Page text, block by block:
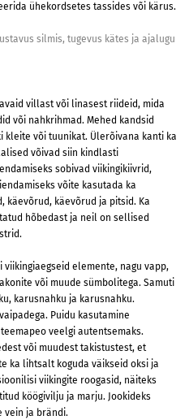
ühekordsetes tassides või kärus.
silmis, tugevus kätes ja ajalugu
villast või linasest riideid, mida
või nahkrihmad. Mehed kandsid
kleite või tuunikat. Ülerõivana kanti ka
võivad siin kindlasti
sobivad viikingikiivrid,
võite kasutada ka
käevõrud, käevõrud ja pitsid. Ka
hõbedast ja neil on sellised
elemente, nagu vapp,
või muude sümbolitega. Samuti
karusnahku ja karusnahku.
Puidu kasutamine
veelgi autentsemaks.
või muudest takistustest, et
ka lihtsalt koguda väikseid oksi ja
viikingite roogasid, näiteks
köögivilju ja marju. Jookideks
vein ja brändi.